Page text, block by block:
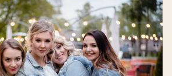
SWÓJ
BIZNES
NA
ZDJĘCIACH?